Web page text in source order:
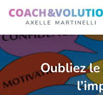
Oubliez